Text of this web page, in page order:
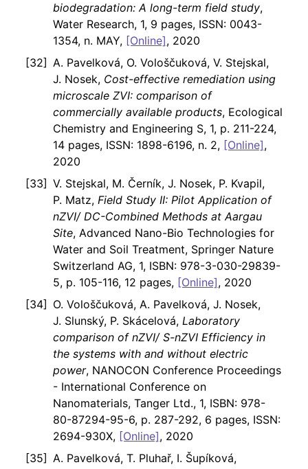
biodegradation: A long-term field study,
Water Research, 1, 9 pages, ISSN: 0043-
1354, n. MAY, [Online], 2020
A. Pavelková, O. Vološčuková, V. Stejskal,
J. Nosek, Cost-effective remediation using
microscale ZVI: comparison of
commercially available products, Ecological
Chemistry and Engineering S, 1, p. 211-224,
14 pages, ISSN: 1898-6196, n. 2, [Online],
2020
V. Stejskal, M. Černík, J. Nosek, P. Kvapil,
P. Matz, Field Study II: Pilot Application of
nZVI/ DC-Combined Methods at Aargau
Site, Advanced Nano-Bio Technologies for
Water and Soil Treatment, Springer Nature
Switzerland AG, 1, ISBN: 978-3-030-29839-
5, p. 105-116, 12 pages, [Online], 2020
O. Vološčuková, A. Pavelková, J. Nosek,
J. Slunský, P. Skácelová, Laboratory
comparison of nZVI/ S-nZVI Efficiency in
the systems with and without electric
power, NANOCON Conference Proceedings
- International Conference on
Nanomaterials, Tanger Ltd., 1, ISBN: 978-
80-87294-95-6, p. 287-292, 6 pages, ISSN:
2694-930X, [Online], 2020
A. Pavelková, T. Pluhař, I. Šupíková,